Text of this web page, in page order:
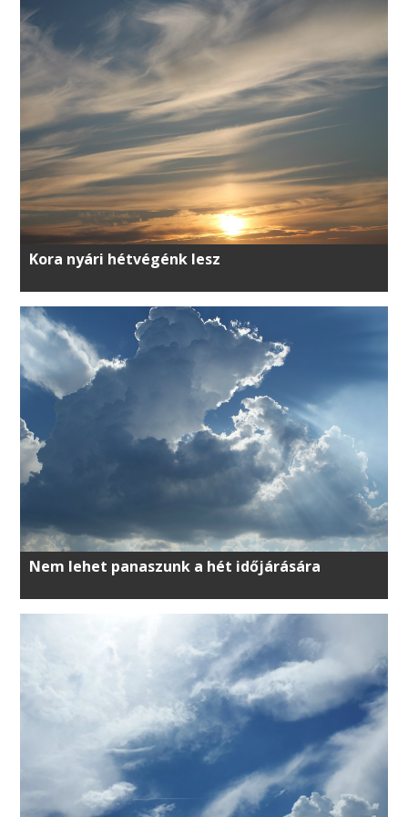
Kora nyári hétvégénk lesz
Nem lehet panaszunk a hét időjárására